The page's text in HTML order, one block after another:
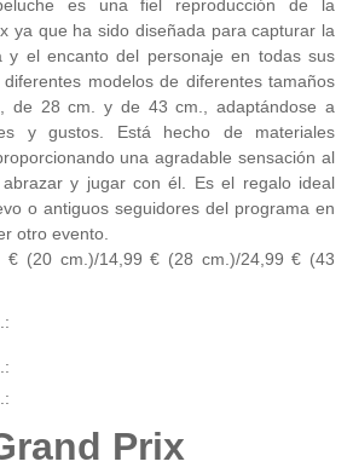
es una fiel reproducción de la
ya que ha sido diseñada para capturar la
y el encanto del personaje en todas sus
modelos de diferentes tamaños
de 28 cm. y de 43 cm., adaptándose a
y gustos. Está hecho de materiales
una agradable sensación al
y jugar con él. Es el regalo ideal
o antiguos seguidores del programa en
otro evento.
€ (20 cm.)/14,99 € (28 cm.)/24,99 € (43
Prix